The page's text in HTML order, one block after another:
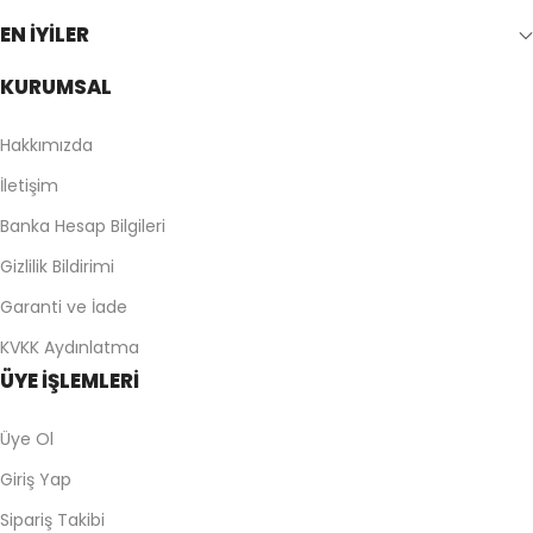
EN İYİLER
KURUMSAL
Hakkımızda
İletişim
Banka Hesap Bilgileri
Gizlilik Bildirimi
Garanti ve İade
KVKK Aydınlatma
ÜYE İŞLEMLERİ
Üye Ol
Giriş Yap
Sipariş Takibi